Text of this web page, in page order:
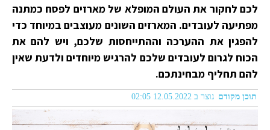
לכם לחקור את העולם המופלא של מארזים לפסח כמתנה
מפתיעה לעובדים. המארזים השונים מעוצבים במיוחד כדי
להפגין את ההערכה וההתייחסות שלכם, ויש להם את
הכוח לגרום לעובדים שלכם להרגיש מיוחדים ולדעת שאין
להם תחליף מבחינתכם.
תוכן מקודם נוצר ב 12.05.2022 02:05